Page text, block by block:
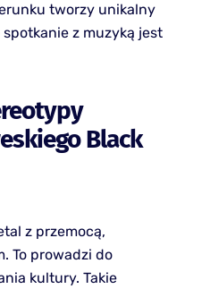
tworzy unikalny
z muzyką jest
Black
z przemocą,
To prowadzi do
kultury. Takie